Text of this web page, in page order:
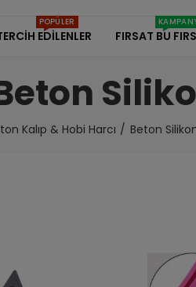
EDİLENLER
POPÜLER
FIRSAT BU
Kalıp & Hobi Harcı Beton